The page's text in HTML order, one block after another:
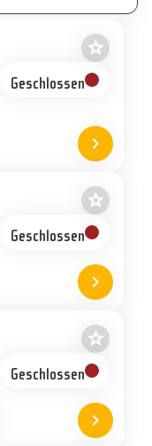
star_border
Als
Geschlossen
chevron_right
Standort
star_border
Als
Geschlossen
chevron_right
Standort
star_border
Als
Geschlossen
chevron_right
Standort